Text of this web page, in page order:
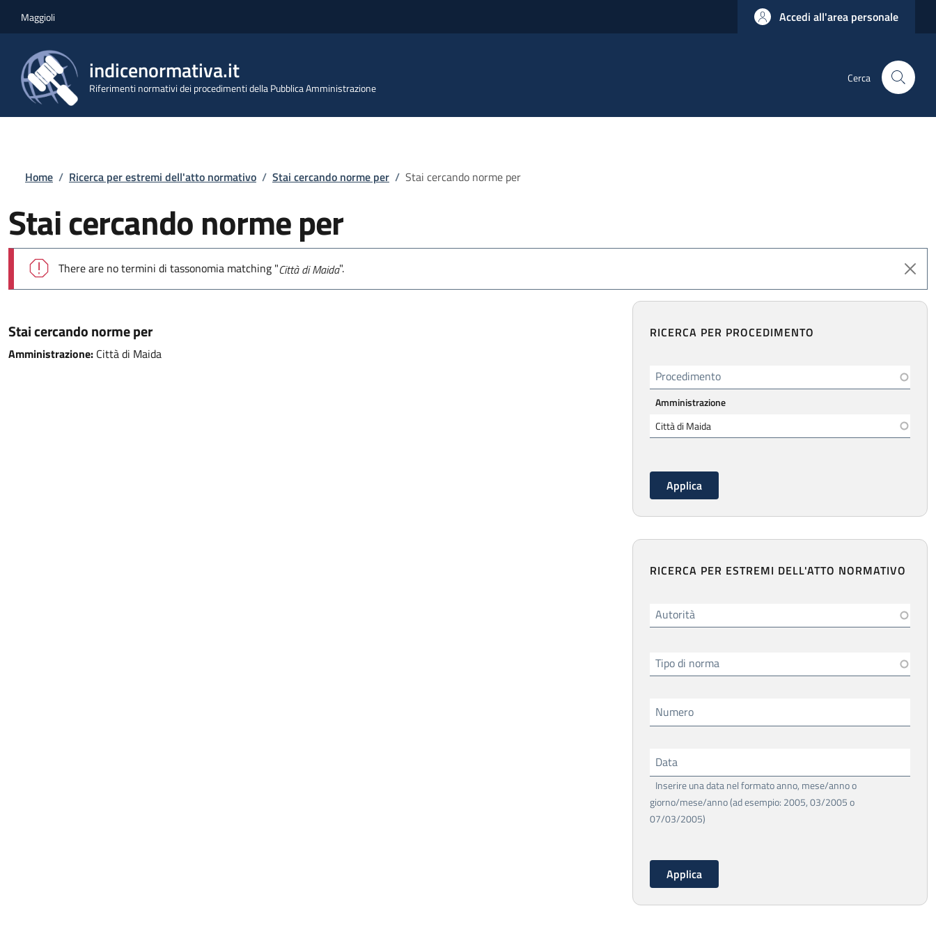
Maggioli Accedi all'area personale
indicenormativa.it
Riferimenti normativi dei procedimenti della Pubblica Amministrazione
Cerca
Briciole di pane
Home / Ricerca per estremi dell'atto normativo / Stai cercando norme per / Stai cercando norme per
Stai cercando norme per
Messaggio di errore
There are no termini di tassonomia matching "Città di Maida".
Stai cercando norme per
Amministrazione: Città di Maida
RICERCA PER PROCEDIMENTO
Procedimento
Amministrazione
RICERCA PER ESTREMI DELL'ATTO NORMATIVO
Autorità
Tipo di norma
Numero
Data
Inserire una data nel formato anno, mese/anno o
giorno/mese/anno (ad esempio: 2005, 03/2005 o
07/03/2005)